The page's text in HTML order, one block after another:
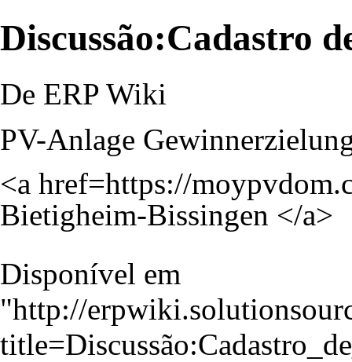
Discussão:Cadastro
De ERP Wiki
PV-Anlage
<a href=https://
Bietigheim-Bissingen </a>
Disponível em
"http://